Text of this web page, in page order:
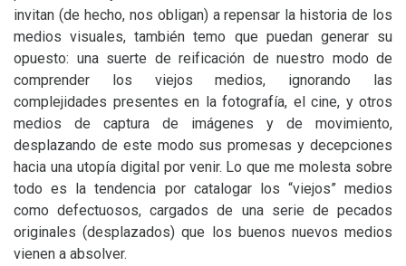
invitan (de hecho, nos obligan) a repensar la historia de los
medios visuales, también temo que puedan generar su
opuesto: una suerte de reificación de nuestro modo de
comprender los viejos medios, ignorando las
complejidades presentes en la fotografía, el cine, y otros
medios de captura de imágenes y de movimiento,
desplazando de este modo sus promesas y decepciones
hacia una utopía digital por venir. Lo que me molesta sobre
todo es la tendencia por catalogar los “viejos” medios
como defectuosos, cargados de una serie de pecados
originales (desplazados) que los buenos nuevos medios
vienen a absolver.